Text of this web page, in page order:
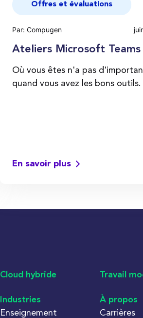
Offres et évaluations
Par: Compugen
Ateliers Microsoft Teams
Où vous êtes n'a pas
quand vous avez les bons outils.
En savoir plus
Cloud hybride Travail
Industries
Enseignement
À propos
Carrières